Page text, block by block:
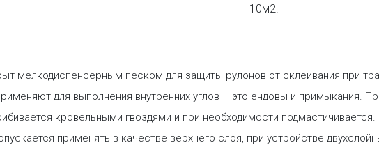
10м2.
мелкодиспенсерным песком для защиты рулонов от склеивания при
для выполнения внутренних углов – это ендовы и примыкания.
кровельными гвоздями и при необходимости подмастичивается.
применять в качестве верхнего слоя, при устройстве